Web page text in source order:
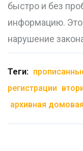
быстро и без
информацию. Это
нарушение
Теги:
регистрации
архивная